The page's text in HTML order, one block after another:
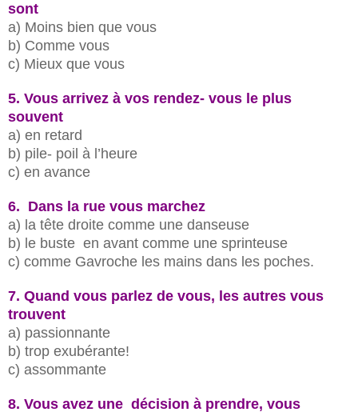
sont
a) Moins bien que vous
b) Comme vous
c) Mieux que vous
5. Vous arrivez à vos rendez- vous le plus
souvent
a) en retard
b) pile- poil à l’heure
c) en avance
6. Dans la rue vous marchez
a) la tête droite comme une danseuse
b) le buste en avant comme une sprinteuse
c) comme Gavroche les mains dans les poches.
7. Quand vous parlez de vous, les autres vous
trouvent
a) passionnante
b) trop exubérante!
c) assommante
8. Vous avez une décision à prendre, vous